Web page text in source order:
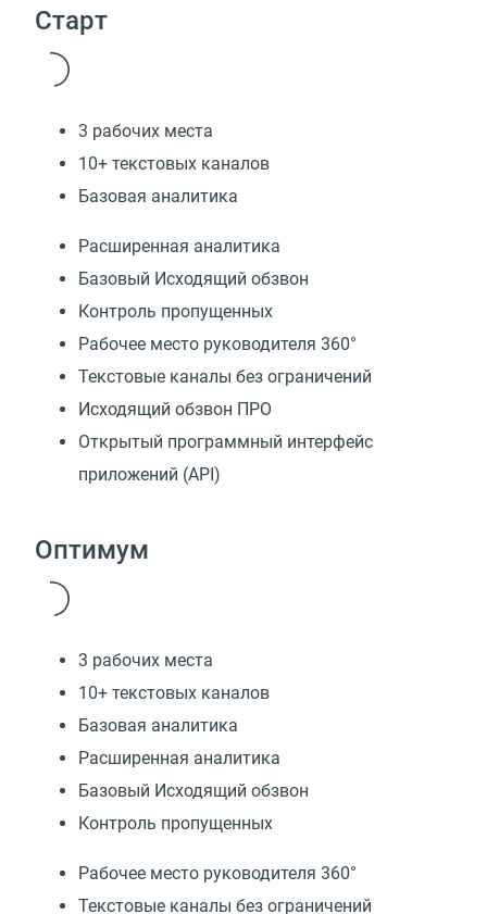
Старт
3 рабочих места
10+ текстовых каналов
Базовая аналитика
Расширенная аналитика
Базовый Исходящий обзвон
Контроль пропущенных
Рабочее место руководителя 360°
Текстовые каналы без ограничений
Исходящий обзвон ПРО
Открытый программный интерфейс
приложений (API)
Оптимум
3 рабочих места
10+ текстовых каналов
Базовая аналитика
Расширенная аналитика
Базовый Исходящий обзвон
Контроль пропущенных
Рабочее место руководителя 360°
Текстовые каналы без ограничений